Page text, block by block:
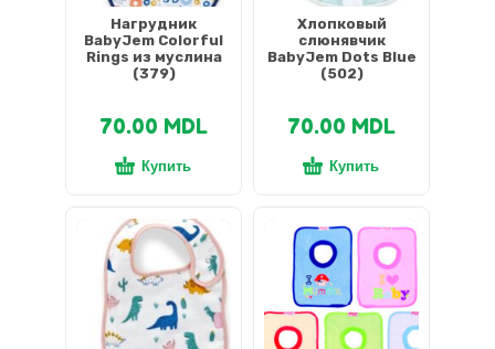
Нагрудник
BabyJem Colorful
Rings из муслина
(379)
70.00 MDL
Купить
Хлопковый
слюнявчик
BabyJem Dots Blue
(502)
70.00 MDL
Купить